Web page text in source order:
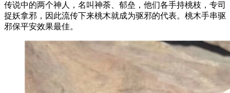
传说中的两个神人，名叫神荼、郁垒，他们各手持桃枝，专司
捉妖拿邪，因此流传下来桃木就成为驱邪的代表。桃木手串驱
邪保平安效果最佳。